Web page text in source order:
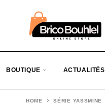
BOUTIQUE ACTUALITÉS
HOME SÉRIE YASSMINE